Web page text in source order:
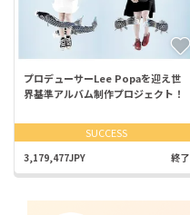
プロデューサーLee Popaを迎え世
界基準アルバム制作プロジェクト！
SUCCESS
3,179,477JPY 終了